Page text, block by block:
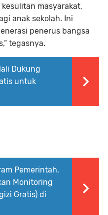
masyarakat,
anak sekolah. Ini
penerus bangsa
tegasnya.
Dukung
untuk
Pemerintah,
Monitoring
Gratis) di